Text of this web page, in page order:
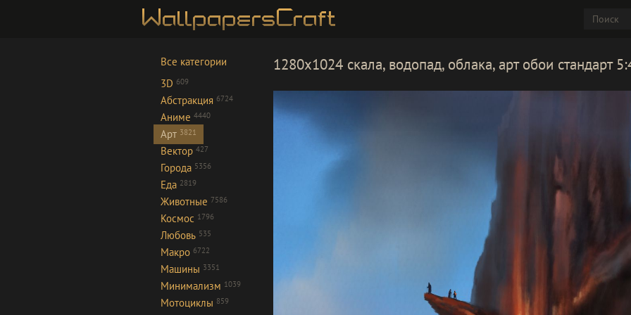
Все категории
3D 609
Абстракция 6724
Аниме 4440
Арт 3821
Вектор 427
Города 5356
Еда 2819
Животные 7586
Космос 1796
Любовь 535
Макро 6722
Машины 3351
Минимализм 1039
Мотоциклы 859
1280x1024 скала, водопад, облака, арт обои стандарт